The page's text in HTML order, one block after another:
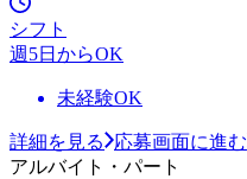
シフト
週5日からOK
未経験OK
詳細を見る
応募画面に進む
アルバイト・パート